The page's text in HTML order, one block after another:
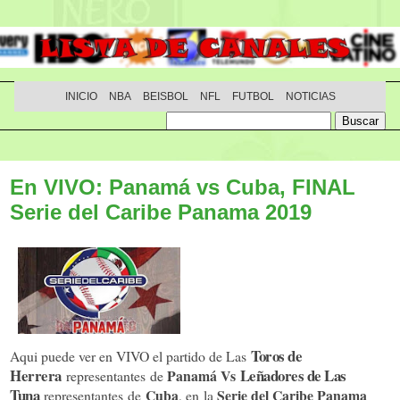
INICIO NBA BEISBOL NFL FUTBOL NOTICIAS
En VIVO: Panamá vs Cuba, FINAL
Serie del Caribe Panama 2019
Aqui puede ver en VIVO el partido de Las Toros de
Herrerarepresentantes dePanamá Vs Leñadores de Las
Tunarepresentantes de Cuba, en la Serie del Caribe Panama